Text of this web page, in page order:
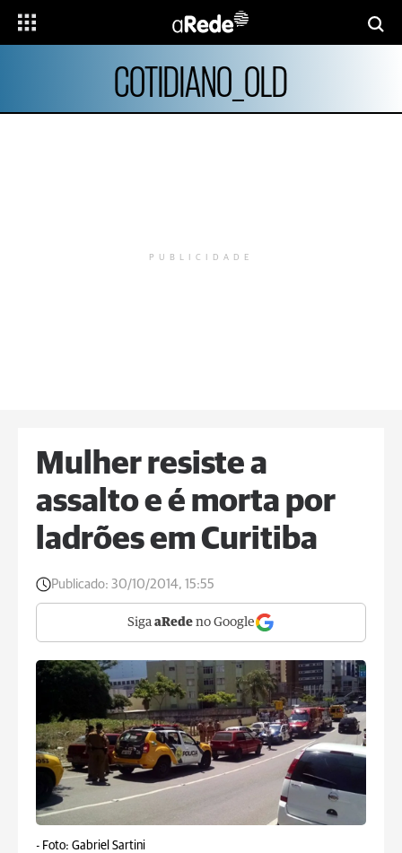
COTIDIANO_OLD
PUBLICIDADE
Mulher resiste a
assalto e é morta por
ladrões em Curitiba
Publicado: 30/10/2014, 15:55
Siga aRede no Google
- Foto: Gabriel Sartini